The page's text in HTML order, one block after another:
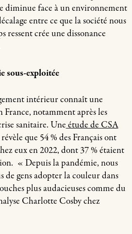
diminue face à un environnement
entre ce que la société nous
ressent crée une dissonance
sous-exploitée
intérieur connaît une
France, notamment après les
sanitaire. Uneétude de CSA
que 54 % des Français ont
eux en 2022, dont 37 % étaient
« Depuis la pandémie, nous
de gens adopter la couleur dans
plus audacieuses comme du
Charlotte Cosby chez